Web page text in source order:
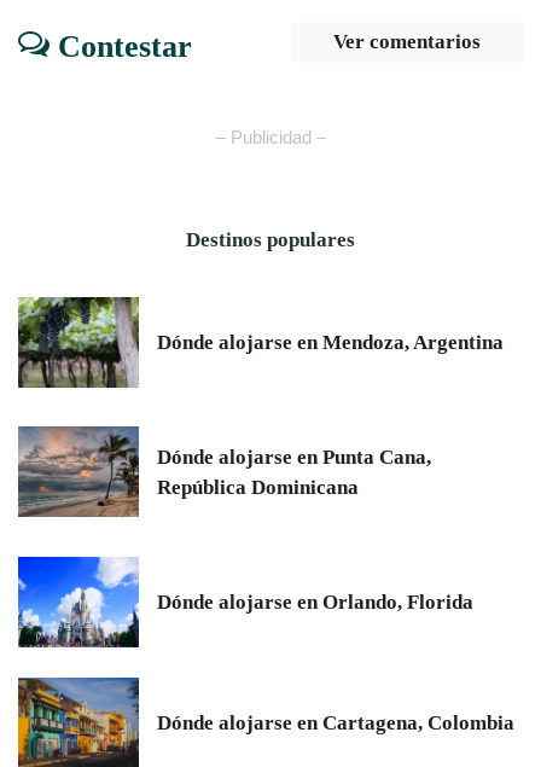
Contestar Ver comentarios
– Publicidad –
Destinos populares
Dónde alojarse en Mendoza, Argentina
Dónde alojarse en Punta Cana,
República Dominicana
Dónde alojarse en Orlando, Florida
Dónde alojarse en Cartagena, Colombia